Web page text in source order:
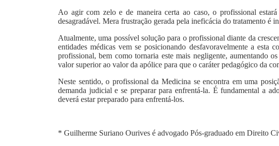
Ao agir com zelo e de maneira certa ao caso, o profissional
desagradável. Mera frustração gerada pela ineficácia do tratamento é
Atualmente, uma possível solução para o profissional diante da
entidades médicas vem se posicionando desfavoravelmente a
profissional, bem como tornaria este mais negligente, aumentando
valor superior ao valor da apólice para que o caráter pedagógico da
Neste sentido, o profissional da Medicina se encontra em uma
demanda judicial e se preparar para enfrentá-la. É fundamental a
deverá estar preparado para enfrentá-los.
* Guilherme Suriano Ourives é advogado Pós-graduado em Direito